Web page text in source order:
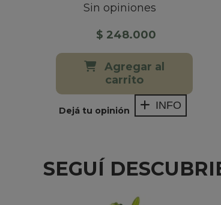
Sin opiniones
$ 248.000
Agregar al
carrito
Dejá tu opinión INFO
SEGUÍ